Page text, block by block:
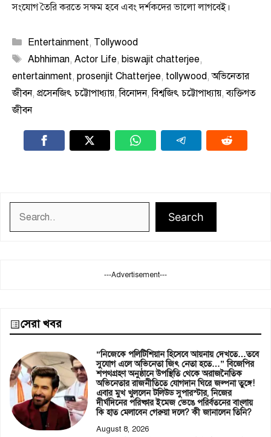
সংযোগ তৈরি করতে সক্ষম হবে এবং দর্শকদের ভালো লাগবেই।
Categories
Entertainment, Tollywood
Tags
Abhhiman, Actor Life, biswajit chatterjee,
entertainment, prosenjit Chatterjee, tollywood,অভিনেতার
জীবন, প্রসেনজিৎ চট্টোপাধ্যায়,বিনোদন,বিশ্বজিৎ চট্টোপাধ্যায়,ব্যক্তিগত
জীবন
Search
---Advertisement---
সেরা খবর
“নিজেকে পলিটিশিয়ান হিসেবে আয়নায় দেখতে…তবে
সুযোগ এলে অভিনেতা জিৎ নেতা হতে…” বিজেপির
শপথগ্রহণ অনুষ্ঠানে উপস্থিতি থেকে অরাজনৈতিক
অভিনেতার রাজনীতিতে যোগদান ঘিরে জল্পনা তুঙ্গে!
এবার মুখ খুললেন টলিউড সুপারস্টার, নিজের
দীর্ঘদিনের পরিষ্কার ইমেজ ভেঙে পরির্বতনের বাংলায়
কি হাত মেলাবেন গেরুয়া দলে? কী জানালেন তিনি?
August 8, 2026